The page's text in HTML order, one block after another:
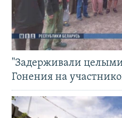
"Задерживали
Гонения на